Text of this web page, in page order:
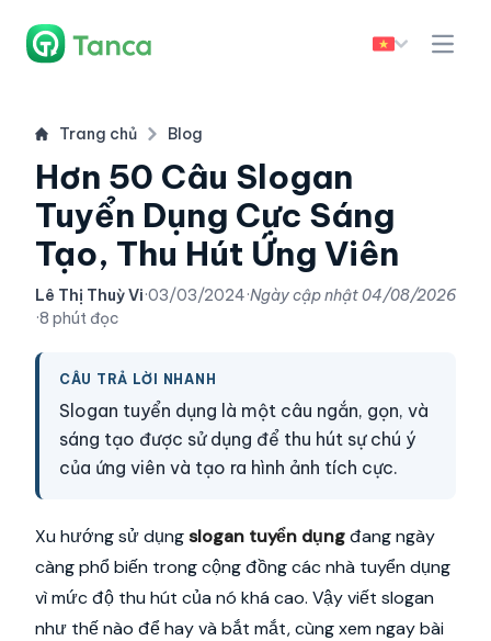
Trang chủ Blog
Hơn 50 Câu Slogan
Tuyển Dụng Cực Sáng
Tạo, Thu Hút Ứng Viên
Lê Thị Thuỳ Vi·03/03/2024·Ngày cập nhật04/08/2026
·8 phút đọc
CÂU TRẢ LỜI NHANH
Slogan tuyển dụng là một câu ngắn, gọn, và
sáng tạo được sử dụng để thu hút sự chú ý
của ứng viên và tạo ra hình ảnh tích cực.
Xu hướng sử dụngslogan tuyển dụngđang ngày
càng phổ biến trong cộng đồng các nhà tuyển dụng
vì mức độ thu hút của nó khá cao. Vậy viết slogan
như thế nào để hay và bắt mắt, cùng xem ngay bài